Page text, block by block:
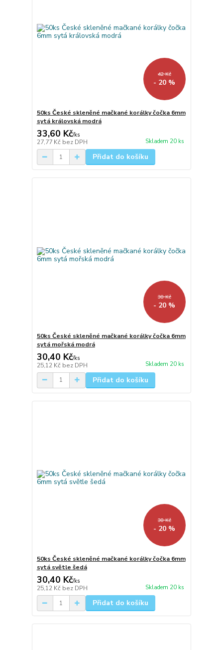
42 Kč
- 20 %
50ks České skleněné mačkané korálky čočka 6mm
sytá královská modrá
33,60 Kč/ks
27,77 Kč bez DPH Skladem 20 ks
Přidat do košíku
38 Kč
- 20 %
50ks České skleněné mačkané korálky čočka 6mm
sytá mořská modrá
30,40 Kč/ks
25,12 Kč bez DPH Skladem 20 ks
Přidat do košíku
38 Kč
- 20 %
50ks České skleněné mačkané korálky čočka 6mm
sytá světle šedá
30,40 Kč/ks
25,12 Kč bez DPH Skladem 20 ks
Přidat do košíku